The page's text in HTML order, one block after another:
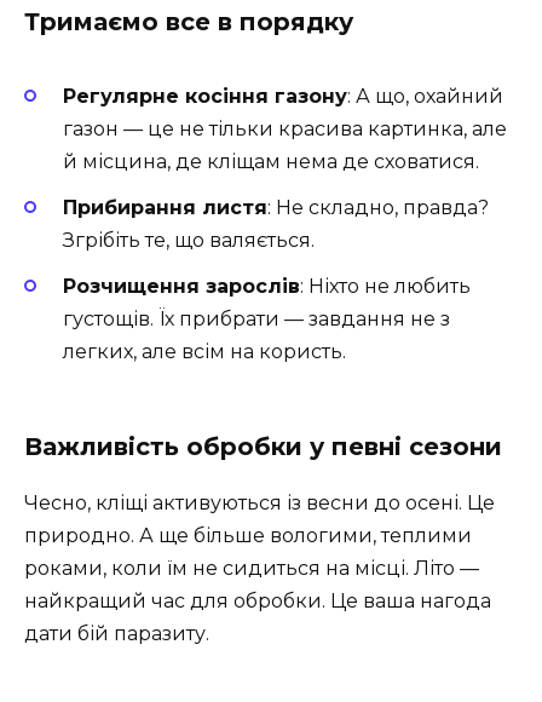
Тримаємо все в порядку
Регулярне косіння газону: А що, охайний
газон — це не тільки красива картинка, але
й місцина, де кліщам нема де сховатися.
Прибирання листя: Не складно, правда?
Згрібіть те, що валяється.
Розчищення зарослів: Ніхто не любить
густощів. Їх прибрати — завдання не з
легких, але всім на користь.
Важливість обробки у певні сезони
Чесно, кліщі активуються із весни до осені. Це
природно. А ще більше вологими, теплими
роками, коли їм не сидиться на місці. Літо —
найкращий час для обробки. Це ваша нагода
дати бій паразиту.